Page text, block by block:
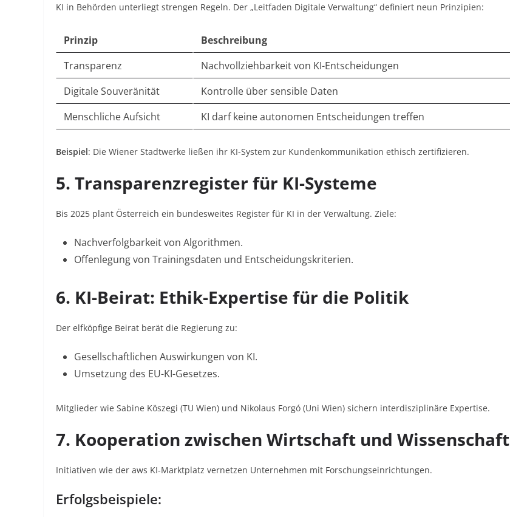
KI in Behörden unterliegt strengen Regeln. Der „Leitfaden Digitale Verwaltung“ definiert neun Prinzipien:
Prinzip
Beschreibung
Transparenz
Nachvollziehbarkeit von KI-Entscheidungen
Digitale Souveränität
Kontrolle über sensible Daten
Menschliche Aufsicht
KI darf keine autonomen Entscheidungen treffen
Beispiel: Die Wiener Stadtwerke ließen ihr KI-System zur Kundenkommunikation ethisch zertifizieren.
5. Transparenzregister für KI-Systeme
Bis 2025 plant Österreich ein bundesweites Register für KI in der Verwaltung. Ziele:
Nachverfolgbarkeit von Algorithmen.
Offenlegung von Trainingsdaten und Entscheidungskriterien.
6. KI-Beirat: Ethik-Expertise für die Politik
Der elfköpfige Beirat berät die Regierung zu:
Gesellschaftlichen Auswirkungen von KI.
Umsetzung des EU-KI-Gesetzes.
Mitglieder wie Sabine Köszegi (TU Wien) und Nikolaus Forgó (Uni Wien) sichern interdisziplinäre Expertise.
7. Kooperation zwischen Wirtschaft und Wissenschaft
Initiativen wie der aws KI-Marktplatz vernetzen Unternehmen mit Forschungseinrichtungen.
Erfolgsbeispiele: